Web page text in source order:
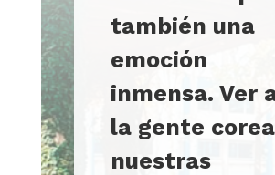
también una
emoción
inmensa. Ver
la gente
nuestras